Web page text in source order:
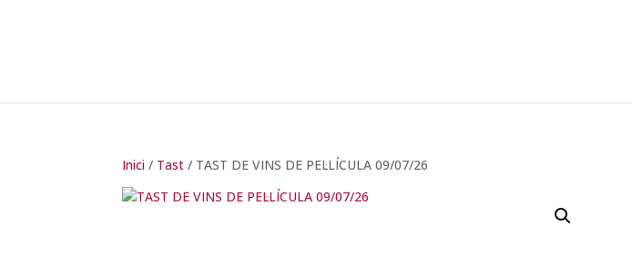
Inici / Tast / TAST DE VINS DE PEL·LÍCULA 09/07/26